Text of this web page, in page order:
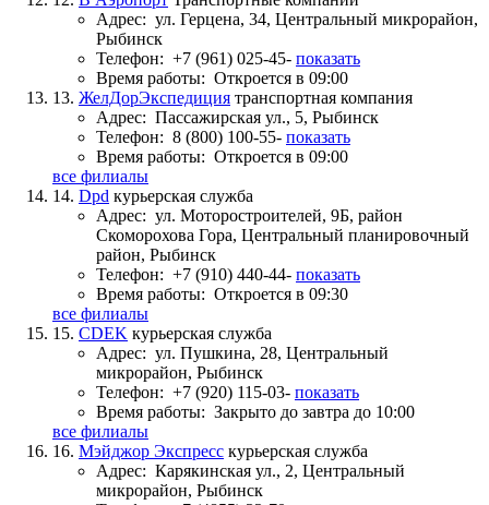
Адрес: ул. Герцена, 34, Центральный микрорайон,
Рыбинск
Телефон: +7 (961) 025-45- показать
Время работы: Откроется в 09:00
13. ЖелДорЭкспедиция транспортная компания
Адрес: Пассажирская ул., 5, Рыбинск
Телефон: 8 (800) 100-55- показать
Время работы: Откроется в 09:00
все филиалы
14. Dpd курьерская служба
Адрес: ул. Моторостроителей, 9Б, район
Скоморохова Гора, Центральный планировочный
район, Рыбинск
Телефон: +7 (910) 440-44- показать
Время работы: Откроется в 09:30
все филиалы
15. CDEK курьерская служба
Адрес: ул. Пушкина, 28, Центральный
микрорайон, Рыбинск
Телефон: +7 (920) 115-03- показать
Время работы: Закрыто до завтра до 10:00
все филиалы
16. Мэйджор Экспресс курьерская служба
Адрес: Карякинская ул., 2, Центральный
микрорайон, Рыбинск